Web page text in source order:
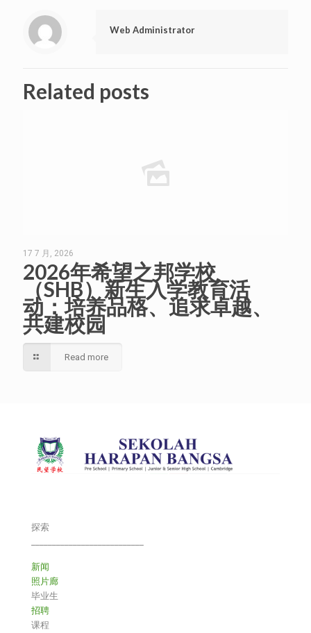
Web Administrator
Related posts
17 7 月, 2026
2026年希望之邦学校
（SHB）新生入学教育活
动：培养品格、追求卓越、
共建校园
Read more
探索
新闻
照片廊
毕业生
招聘
课程